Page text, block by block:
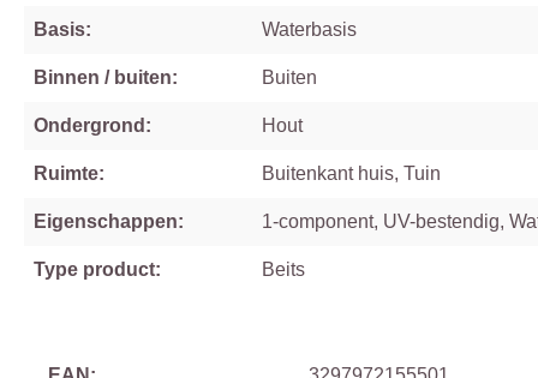
Basis: Waterbasis
Binnen / buiten: Buiten
Ondergrond: Hout
Ruimte: Buitenkant huis, Tuin
Eigenschappen: 1-component, UV-bestendig,
Type product: Beits